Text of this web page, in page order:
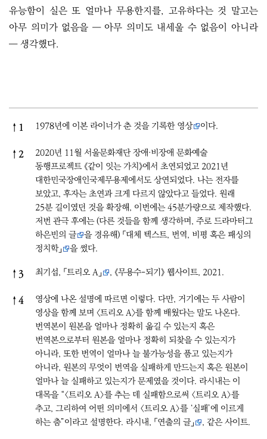
유능함이 실은 또 얼마나 무용한지를, 고유하다는 것 말고는
아무 의미가 없음을 ― 아무 의미도 내세울 수 없음이 아니라
― 생각했다.
References
↑ 1 1978년에 이본 라이너가 춘 것을 기록한영상 이다.
↑ 2
2020년 11월 서울문화재단 장애·비장애 문화예술
동행프로젝트 《같이 잇는 가치》에서 초연되었고 2021년
대한민국장애인국제무용제에서도 상연되었다. 나는 전자를
보았고, 후자는 초연과 크게 다르지 않았다고 들었다. 원래
25분 길이였던 것을 확장해, 이번에는 45분가량으로 제작했다.
저번 관극 후에는 (다른 것들을 함께 생각하며, 주로 드라마터그
하은빈의 글 을 경유해) 「대체 텍스트, 번역, 비평 혹은 패싱의
정치학」
을 썼다.
↑ 3 최기섭, 「트리오 A」 , 《무용수-되기》 웹사이트, 2021.
↑ 4
영상에 나온 설명에 따르면 이렇다. 다만, 거기에는 두 사람이
영상을 함께 보며 〈트리오 A〉를 함께 배웠다는 말도 나온다.
번역본이 원본을 얼마나 정확히 옮길 수 있는지 혹은
번역본으로부터 원본을 얼마나 정확히 되찾을 수 있는지가
아니라, 또한 번역이 얼마나 늘 불가능성을 품고 있는지가
아니라, 원본의 무엇이 번역을 실패하게 만드는지 혹은 원본이
얼마나 늘 실패하고 있는지가 문제였을 것이다. 라시내는 이
대목을 “<트리오 A>를 추는 데 실패함으로써 <트리오 A>를
추고, 그리하여 어떤 의미에서 <트리오 A>를 ‘실패’에 이르게
하는 춤”이라고 설명한다. 라시내, 「연출의 글」 , 같은 사이트.